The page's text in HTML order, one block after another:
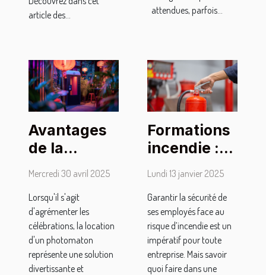
article des...
attendues, parfois...
Avantages
de la
location de
sans limite
de temps
pour les
fêtes
Mercredi 30 avril 2025
Lorsqu'il s'agit
d'agrémenter les
célébrations, la location
d'un photomaton
représente une solution
divertissante et
Formations
incendie :
quelles sont
celles
proposées
par
l’organisme
In Situ ?
Lundi 13 janvier 2025
Garantir la sécurité de
ses employés face au
risque d’incendie est un
impératif pour toute
entreprise. Mais savoir
quoi faire dans une